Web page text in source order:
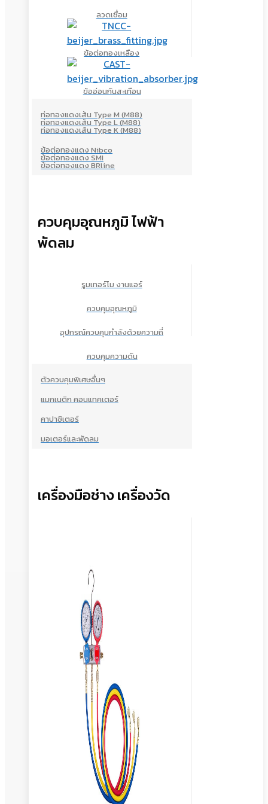
ลวดเชื่อม
ข้อต่อทองเหลือง
ข้ออ่อนกันสะเทือน
ท่อทองแดงเส้น Type M (M88)
ท่อทองแดงเส้น Type L (M88)
ท่อทองแดงเส้น Type K (M88)
ข้อต่อทองแดง Nibco
ข้อต่อทองแดง SMI
ข้อต่อทองแดง BRline
ควบคุมอุณหภูมิ ไฟฟ้า
พัดลม
รูมเทอร์โม งานแอร์
ควบคุมอุณหภูมิ
อุปกรณ์ควบคุมกำลังด้วยความถี่
ควบคุมความดัน
ตัวควบคุมพิเศษอื่นๆ
แมกเนติก คอนแทคเตอร์
คาปาซิเตอร์
มอเตอร์และพัดลม
เครื่องมือช่าง เครื่องวัด